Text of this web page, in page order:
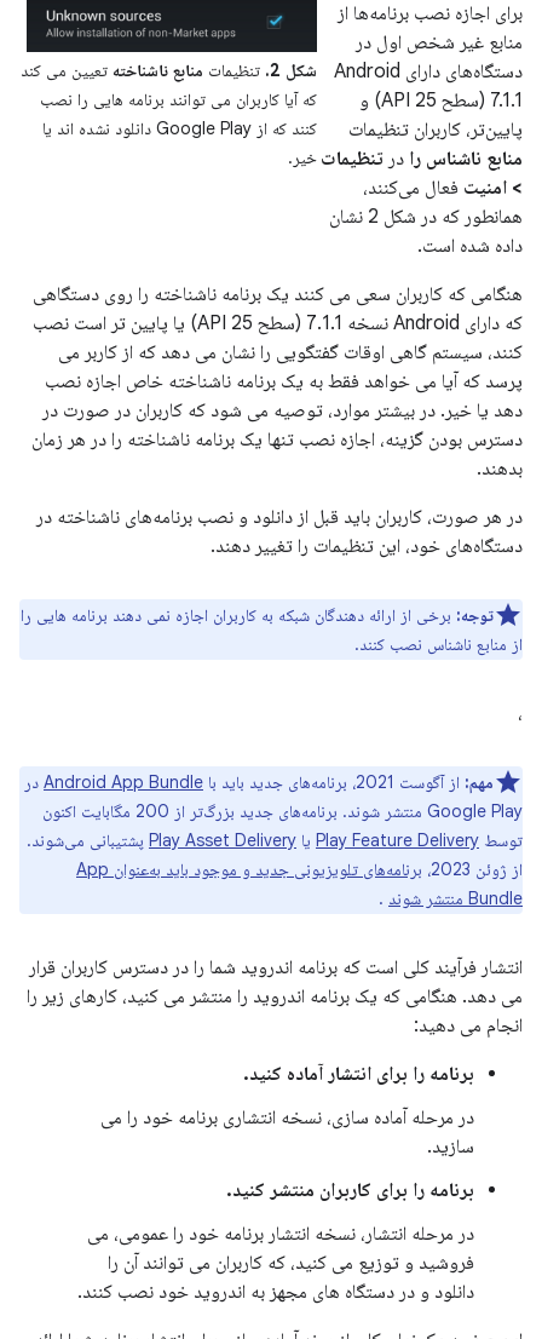
شکل 2. تنظیمات منابع ناشناخته تعیین می کند
که آیا کاربران می توانند برنامه هایی را نصب
کنند که از Google Play دانلود نشده اند یا
خیر.
برای اجازه نصب برنامه‌ها از
منابع غیر شخص اول در
دستگاه‌های دارای Android
7.1.1 (سطح API 25) و
پایین‌تر، کاربران تنظیمات
منابع ناشناس را در تنظیمات
> امنیت فعال می‌کنند،
همانطور که در شکل 2 نشان
داده شده است.
هنگامی که کاربران سعی می کنند یک برنامه ناشناخته را روی دستگاهی
که دارای Android نسخه 7.1.1 (سطح API 25) یا پایین تر است نصب
کنند، سیستم گاهی اوقات گفتگویی را نشان می دهد که از کاربر می
پرسد که آیا می خواهد فقط به یک برنامه ناشناخته خاص اجازه نصب
دهد یا خیر. در بیشتر موارد، توصیه می شود که کاربران در صورت در
دسترس بودن گزینه، اجازه نصب تنها یک برنامه ناشناخته را در هر زمان
بدهند.
در هر صورت، کاربران باید قبل از دانلود و نصب برنامه‌های ناشناخته در
دستگاه‌های خود، این تنظیمات را تغییر دهند.
توجه: برخی از ارائه دهندگان شبکه به کاربران اجازه نمی دهند برنامه هایی را
از منابع ناشناس نصب کنند.
،
مهم: از آگوست 2021، برنامه‌های جدید باید با Android App Bundle در
Google Play منتشر شوند. برنامه‌های جدید بزرگ‌تر از 200 مگابایت اکنون
توسط Play Feature Delivery یا Play Asset Delivery پشتیبانی می‌شوند.
از ژوئن 2023،
برنامه‌های تلویزیونی جدید و موجود باید به‌عنوان App
Bundle منتشر شوند
.
انتشار فرآیند کلی است که برنامه اندروید شما را در دسترس کاربران قرار
می دهد. هنگامی که یک برنامه اندروید را منتشر می کنید، کارهای زیر را
انجام می دهید:
برنامه را برای انتشار آماده کنید.
در مرحله آماده سازی، نسخه انتشاری برنامه خود را می
سازید.
برنامه را برای کاربران منتشر کنید.
در مرحله انتشار، نسخه انتشار برنامه خود را عمومی، می
فروشید و توزیع می کنید، که کاربران می توانند آن را
دانلود و در دستگاه های مجهز به اندروید خود نصب کنند.